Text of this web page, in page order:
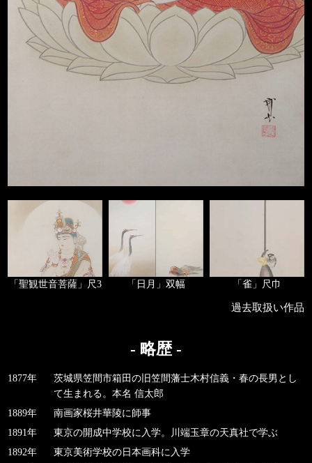
「聖観世音菩薩」尺3 「日月」双幅 「雀」尺巾
過去取扱い作品
- 略歴 -
1877年
茨城県笠間市箱田の旧笠間藩士木村信義・春の長男とし
て生まれる。本名 信太郎
1889年
南画家桜井華陵に師事
1891年
東京の開成中学校に入学。川端玉章の天真社で学ぶ
1892年
東京美術学校の日本画科に入学